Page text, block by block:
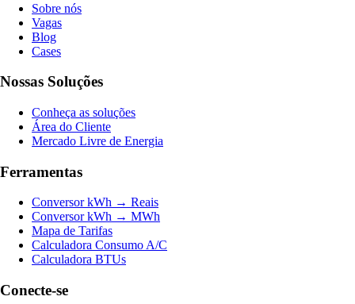
Sobre nós
Vagas
Blog
Cases
Nossas Soluções
Conheça as soluções
Área do Cliente
Mercado Livre de Energia
Ferramentas
Conversor kWh → Reais
Conversor kWh → MWh
Mapa de Tarifas
Calculadora Consumo A/C
Calculadora BTUs
Conecte-se